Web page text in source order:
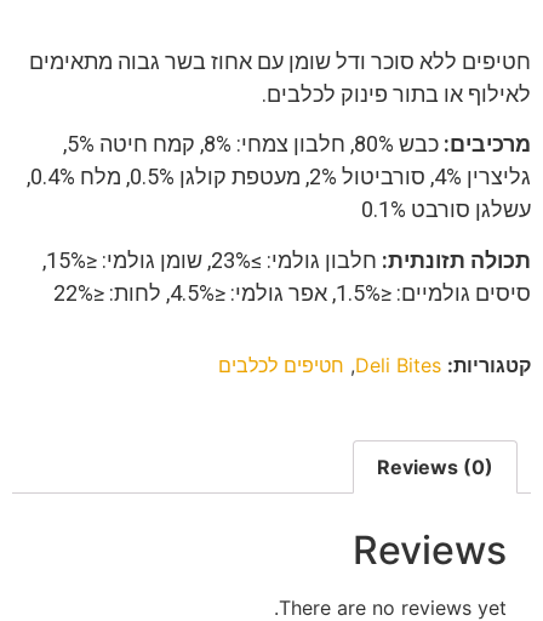
חטיפים ללא סוכר ודל שומן עם אחוז בשר גבוה מתאימים
לאילוף או בתור פינוק לכלבים.
מרכיבים:
כבש 80%, חלבון צמחי: 8%, קמח חיטה 5%,
גליצרין 4%, סורביטול 2%, מעטפת קולגן 0.5%, מלח 0.4%,
עשלגן סורבט 0.1%
תכולה תזונתית:
חלבון גולמי: ≥23%, שומן גולמי: ≤15%,
סיסים גולמיים: ≤1.5%, אפר גולמי: ≤4.5%, לחות: ≤22%
קטגוריות: Deli Bites
, חטיפים לכלבים
Reviews (0)
Reviews
There are no reviews yet.